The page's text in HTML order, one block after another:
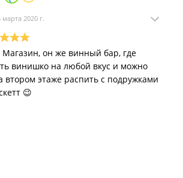
2020 г.
Магазин, он же винный бар, где
винишко на любой вкус и можно
втором этаже распить с подружками
😉